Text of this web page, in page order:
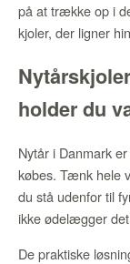
på at trække op i
kjoler, der ligner
holder du
Nytår i Danmark
købes. Tænk hele
du stå udenfor til
ikke ødelægger
De praktiske